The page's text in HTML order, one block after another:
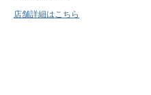
店舗詳細はこちら